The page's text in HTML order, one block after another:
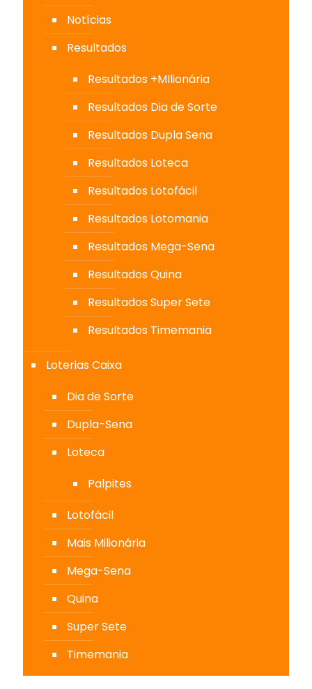
Notícias
Resultados
Resultados +MIlionária
Resultados Dia de Sorte
Resultados Dupla Sena
Resultados Loteca
Resultados Lotofácil
Resultados Lotomania
Resultados Mega-Sena
Resultados Quina
Resultados Super Sete
Resultados Timemania
Loterias Caixa
Dia de Sorte
Dupla-Sena
Loteca
Palpites
Lotofácil
Mais Milionária
Mega-Sena
Quina
Super Sete
Timemania